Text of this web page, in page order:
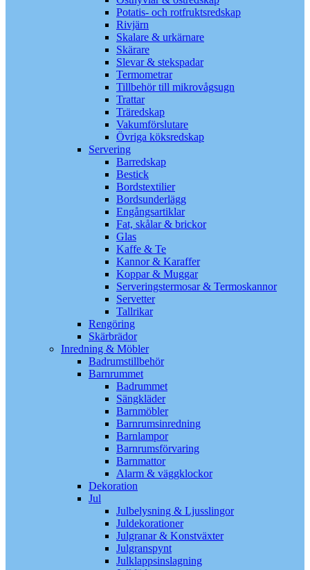
Potatis- och rotfruktsredskap
Rivjärn
Skalare & urkärnare
Skärare
Slevar & stekspadar
Termometrar
Tillbehör till mikrovågsugn
Trattar
Träredskap
Vakumförslutare
Övriga köksredskap
Servering
Barredskap
Bestick
Bordstextilier
Bordsunderlägg
Engångsartiklar
Fat, skålar & brickor
Glas
Kaffe & Te
Kannor & Karaffer
Koppar & Muggar
Serveringstermosar & Termoskannor
Servetter
Tallrikar
Rengöring
Skärbrädor
Inredning & Möbler
Badrumstillbehör
Barnrummet
Badrummet
Sängkläder
Barnmöbler
Barnrumsinredning
Barnlampor
Barnrumsförvaring
Barnmattor
Alarm & väggklockor
Dekoration
Jul
Julbelysning & Ljusslingor
Juldekorationer
Julgranar & Konstväxter
Julgranspynt
Julklappsinslagning